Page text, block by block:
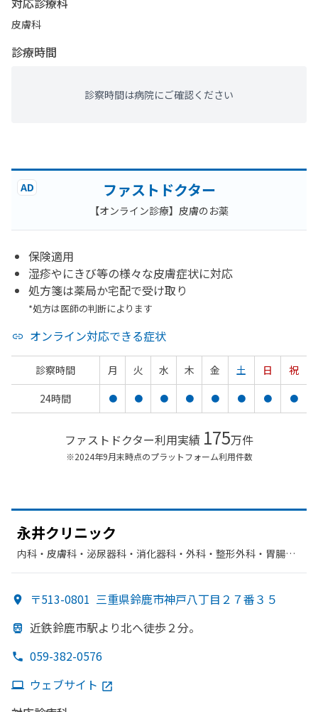
皮膚科
診療時間
診察時間は病院にご確認ください
AD ファストドクター
【オンライン診療】皮膚のお薬
保険適用
湿疹やにきび等の様々な皮膚症状に対応
処方箋は薬局か宅配で受け取り
*処方は医師の判断によります
オンライン対応できる症状
診察時間 月 火 水 木 金 土 日
祝
24時間
● ● ● ● ● ● ● ●
ファストドクター利用実績 175万件
※2024年9月末時点のプラットフォーム利用件数
永井クリニック
内科・​皮膚科・​泌尿器科・​消化器科・​外科・​整形外科・​胃腸
〒513-0801 三重県鈴鹿市神戸八丁目２７番３５
近鉄鈴鹿市駅より北へ徒歩２分。
059-382-0576
ウェブサイト